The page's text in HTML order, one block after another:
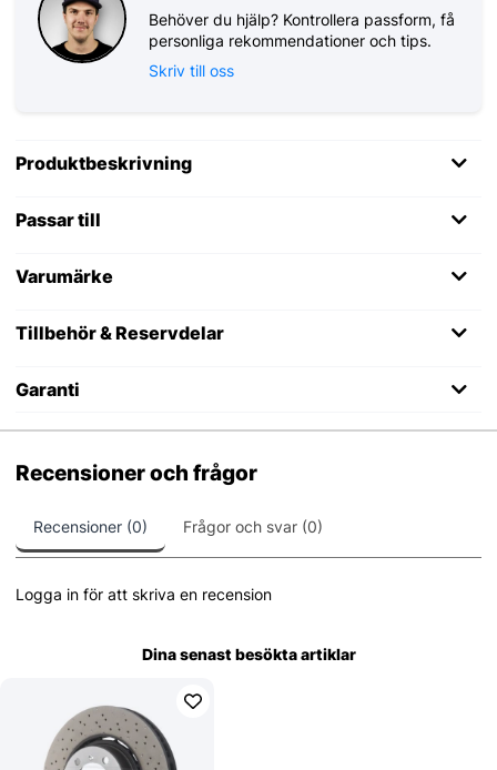
Behöver du hjälp? Kontrollera passform, få
personliga rekommendationer och tips.
Skriv till oss
Produktbeskrivning
Passar till
Varumärke
Tillbehör & Reservdelar
Garanti
Recensioner och frågor
Recensioner (0) Frågor och svar (0)
Logga in för att skriva en recension
Dina senast besökta artiklar